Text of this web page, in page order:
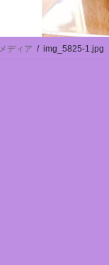
メディア img_5825-1.jpg